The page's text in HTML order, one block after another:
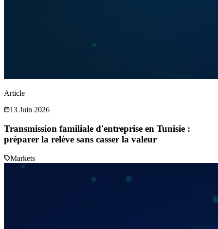
Article
13 Juin 2026
Transmission familiale d'entreprise en Tunisie :
préparer la relève sans casser la valeur
Markets